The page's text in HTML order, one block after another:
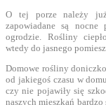
O tej porze należy już
zapowiadane są
ogrodzie. Rośliny
wtedy do jasnego
Domowe rośliny
od jakiegoś czasu w
czy nie pojawiły się
naszych mieszkań